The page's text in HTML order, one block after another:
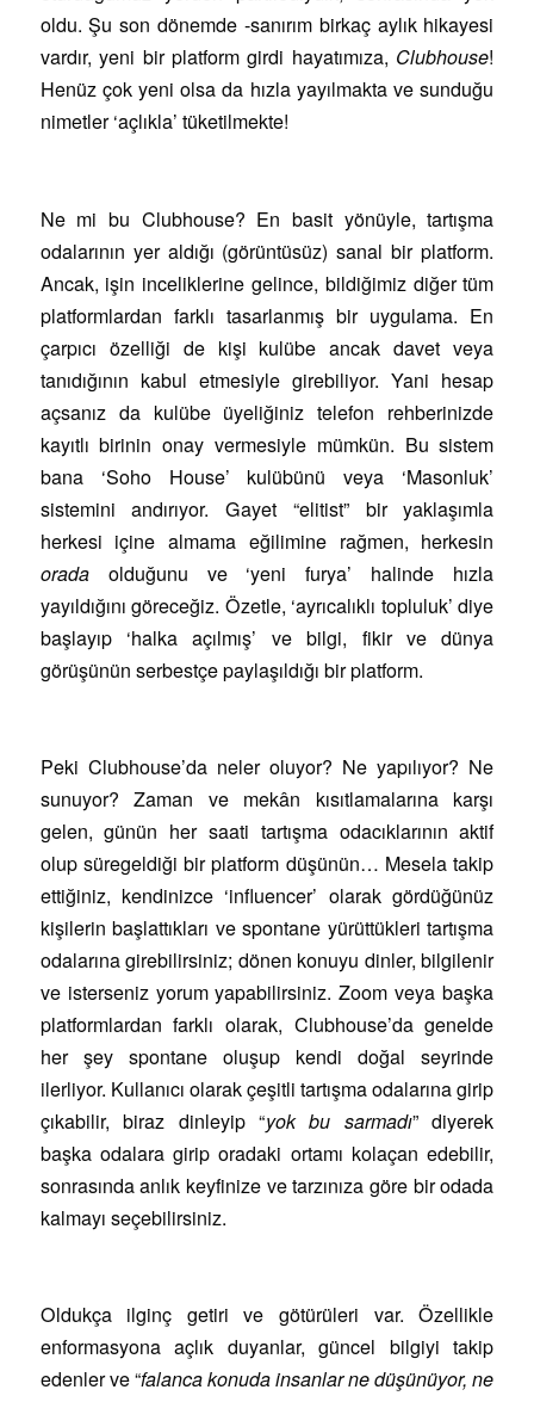
oldu. Şu son dönemde -sanırım birkaç aylık hikayesi
vardır, yeni bir platform girdi hayatımıza, Clubhouse!
Henüz çok yeni olsa da hızla yayılmakta ve sunduğu
nimetler ‘açlıkla’ tüketilmekte!
Ne mi bu Clubhouse? En basit yönüyle, tartışma
odalarının yer aldığı (görüntüsüz) sanal bir platform.
Ancak, işin inceliklerine gelince, bildiğimiz diğer tüm
platformlardan farklı tasarlanmış bir uygulama. En
çarpıcı özelliği de kişi kulübe ancak davet veya
tanıdığının kabul etmesiyle girebiliyor. Yani hesap
açsanız da kulübe üyeliğiniz telefon rehberinizde
kayıtlı birinin onay vermesiyle mümkün. Bu sistem
bana ‘Soho House’ kulübünü veya ‘Masonluk’
sistemini andırıyor. Gayet “elitist” bir yaklaşımla
herkesi içine almama eğilimine rağmen, herkesin
oradaolduğunu ve ‘yeni furya’ halinde hızla
yayıldığını göreceğiz. Özetle, ‘ayrıcalıklı topluluk’ diye
başlayıp ‘halka açılmış’ ve bilgi, fikir ve dünya
görüşünün serbestçe paylaşıldığı bir platform.
Peki Clubhouse’da neler oluyor? Ne yapılıyor? Ne
sunuyor? Zaman ve mekân kısıtlamalarına karşı
gelen, günün her saati tartışma odacıklarının aktif
olup süregeldiği bir platform düşünün… Mesela takip
ettiğiniz, kendinizce ‘influencer’ olarak gördüğünüz
kişilerin başlattıkları ve spontane yürüttükleri tartışma
odalarına girebilirsiniz; dönen konuyu dinler, bilgilenir
ve isterseniz yorum yapabilirsiniz. Zoom veya başka
platformlardan farklı olarak, Clubhouse’da genelde
her şey spontane oluşup kendi doğal seyrinde
ilerliyor. Kullanıcı olarak çeşitli tartışma odalarına girip
çıkabilir, biraz dinleyip “yok bu sarmadı” diyerek
başka odalara girip oradaki ortamı kolaçan edebilir,
sonrasında anlık keyfinize ve tarzınıza göre bir odada
kalmayı seçebilirsiniz.
Oldukça ilginç getiri ve götürüleri var. Özellikle
enformasyona açlık duyanlar, güncel bilgiyi takip
edenler ve “falanca konuda insanlar ne düşünüyor, ne